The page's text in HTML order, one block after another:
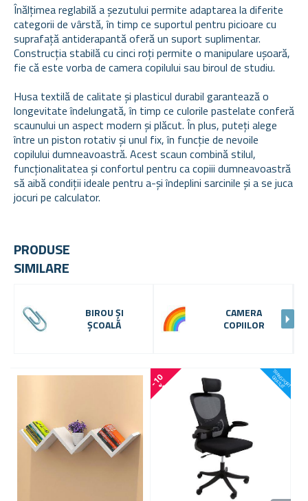
Înălțimea reglabilă a șezutului permite adaptarea la diferite
categorii de vârstă, în timp ce suportul pentru picioare cu
suprafață antiderapantă oferă un suport suplimentar.
Construcția stabilă cu cinci roți permite o manipulare ușoară,
fie că este vorba de camera copilului sau biroul de studiu.
Husa textilă de calitate și plasticul durabil garantează o
longevitate îndelungată, în timp ce culorile pastelate conferă
scaunului un aspect modern și plăcut. În plus, puteți alege
între un piston rotativ și unul fix, în funcție de nevoile
copilului dumneavoastră. Acest scaun combină stilul,
funcționalitatea și confortul pentru ca copiii dumneavoastră
să aibă condiții ideale pentru a-și îndeplini sarcinile și a se juca
jocuri pe calculator.
PRODUSE
SIMILARE
BIROU ȘI
ȘCOALĂ
CAMERA
COPIILOR
-
1
0
% T
R
A
N
S
P
O
R
T
G
R
A
T
U
IT